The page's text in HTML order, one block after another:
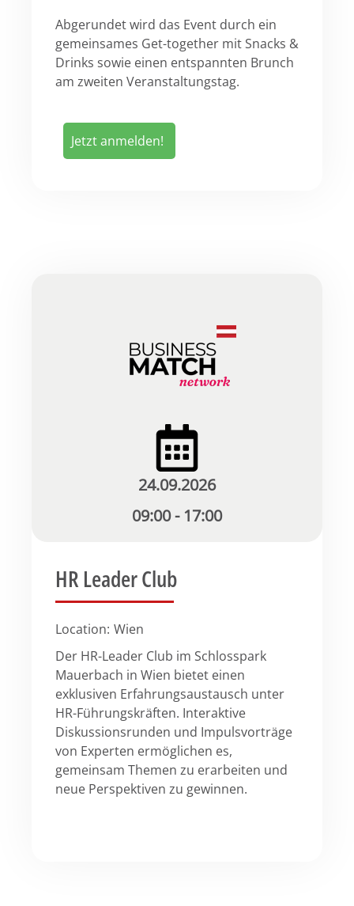
Abgerundet wird das Event durch ein
gemeinsames Get-together mit Snacks &
Drinks sowie einen entspannten Brunch
am zweiten Veranstaltungstag.
Jetzt anmelden!
24.09.2026
09:00 - 17:00
HR Leader Club
Location: Wien
Der HR-Leader Club im Schlosspark
Mauerbach in Wien bietet einen
exklusiven Erfahrungsaustausch unter
HR-Führungskräften. Interaktive
Diskussionsrunden und Impulsvorträge
von Experten ermöglichen es,
gemeinsam Themen zu erarbeiten und
neue Perspektiven zu gewinnen.